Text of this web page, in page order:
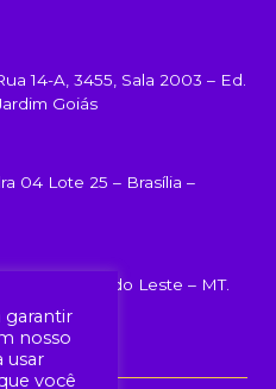
14-A, 3455, Sala 2003 – Ed.
Goiás
04 Lote 25 – Brasília –
Primavera do Leste – MT.
garantir
nosso
usar
você